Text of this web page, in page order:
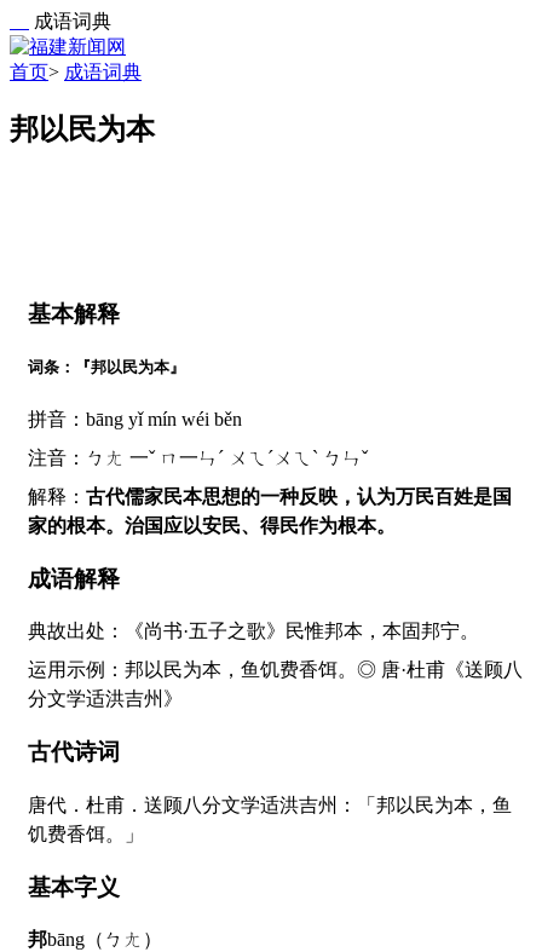
成语词典
首页> 成语词典
邦以民为本
基本解释
词条：『邦以民为本』
拼音：bāng yǐ mín wéi běn
注音：ㄅㄤ 一ˇ ㄇ一ㄣˊ ㄨㄟˊㄨㄟˋ ㄅㄣˇ
解释： 古代儒家民本思想的一种反映，认为万民百姓是国
家的根本。治国应以安民、得民作为根本。
成语解释
典故出处：《尚书·五子之歌》民惟邦本，本固邦宁。
运用示例：邦以民为本，鱼饥费香饵。◎ 唐·杜甫《送顾八
分文学适洪吉州》
古代诗词
唐代．杜甫．送顾八分文学适洪吉州：「邦以民为本，鱼
饥费香饵。」
基本字义
邦bāng（ㄅㄤ）